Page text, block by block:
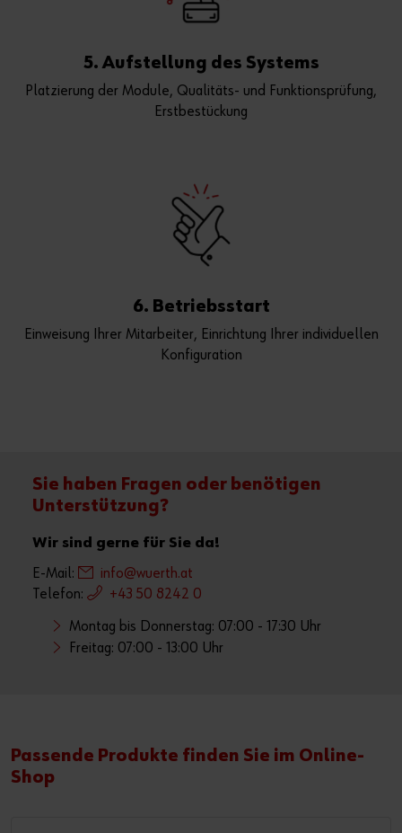
5. Aufstellung des Systems
Platzierung der Module, Qualitäts- und Funktionsprüfung,
Erstbestückung
6. Betriebsstart
Einweisung Ihrer Mitarbeiter, Einrichtung Ihrer individuellen
Konfiguration
Sie haben Fragen oder benötigen
Unterstützung?
Wir sind gerne für Sie da!
E-Mail:
info@wuerth.at
Telefon:
+43 50 8242 0
Montag bis Donnerstag: 07:00 - 17:30 Uhr
Freitag: 07:00 - 13:00 Uhr
Passende Produkte finden Sie im Online-
Shop